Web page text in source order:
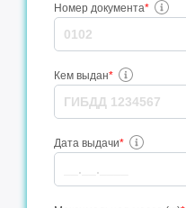
Номер документа*
Кем выдан*
Дата выдачи*